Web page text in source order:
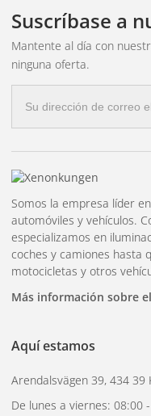
armario. Los de 130-
principal en cabinas de
donde se necesita más
Elección
marco
Las luces interiores
para el marco frontal:
Elija un color que
Funcionalmente son
estética.
Con o
Los modelos con botón
Suscríbase a
Mantente al día con
ninguna oferta.
electrónico
Somos la empresa líder
automóviles y vehículos.
especializamos en
coches y camiones hasta
motocicletas y otros
Más información sobre
Aquí estamos
Arendalsvägen 39, 434 39
De lunes a viernes: 08:00